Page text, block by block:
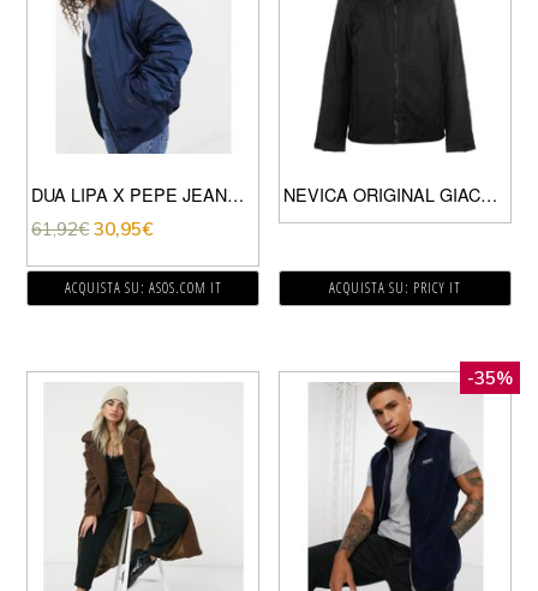
DUA LIPA X PEPE JEANS – BOMBER TESTURIZZATO BLU NAVY
61,92€ 30,95€
ACQUISTA SU: ASOS.COM IT
NEVICA ORIGINAL GIACCA DA NEVE UOMO BLACK
ACQUISTA SU: PRICY IT
-35%